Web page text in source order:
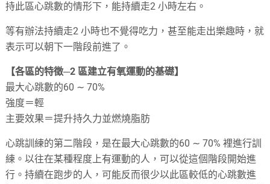
持此區心跳數的情形下，能持續走2 小時左右。
等有辦法持續走2 小時也不覺得吃力，甚至能走出樂趣時，就
表示可以朝下一階段前進了。
【各區的特徵─2 區建立有氧運動的基礎】
最大心跳數的60 ∼ 70%
強度＝輕
主要效果＝提升持久力並燃燒脂肪
心跳訓練的第二階段，是在最大心跳數的60 ∼ 70% 裡進行訓
練。以往在某種程度上有運動的人，可以從這個階段開始進
行。持續在跑步的人，可能反而很少以此區較低的心跳數進